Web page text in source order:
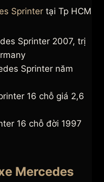
Sprinter tại Tp HCM
Sprinter 2007, trị
Sprinter năm
16 chỗ giá 2,6
16 chỗ đời 1997
Mercedes